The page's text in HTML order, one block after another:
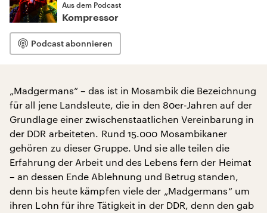
Aus dem Podcast
Kompressor
Podcast abonnieren
„Madgermans“ – das ist in Mosambik die Bezeichnung
für all jene Landsleute, die in den 80er-Jahren auf der
Grundlage einer zwischenstaatlichen Vereinbarung in
der DDR arbeiteten. Rund 15.000 Mosambikaner
gehören zu dieser Gruppe. Und sie alle teilen die
Erfahrung der Arbeit und des Lebens fern der Heimat
– an dessen Ende Ablehnung und Betrug standen,
denn bis heute kämpfen viele der „Madgermans“ um
ihren Lohn für ihre Tätigkeit in der DDR, denn den gab